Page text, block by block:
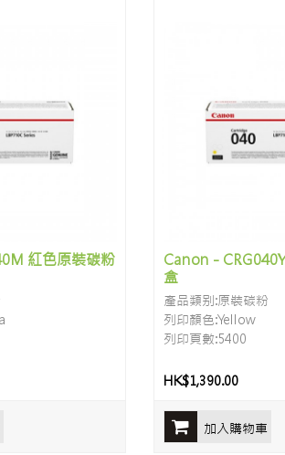
紅色原裝碳粉
Canon -
盒
產品類别:原裝碳粉
列印顏色:Yellow
列印頁數:5400
HK$1,390.00
加入購物車